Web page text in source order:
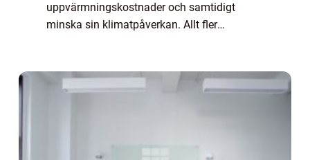
uppvärmningskostnader och samtidigt
minska sin klimatpåverkan. Allt fler
hållbara l...